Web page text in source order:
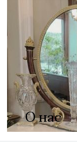
О нас